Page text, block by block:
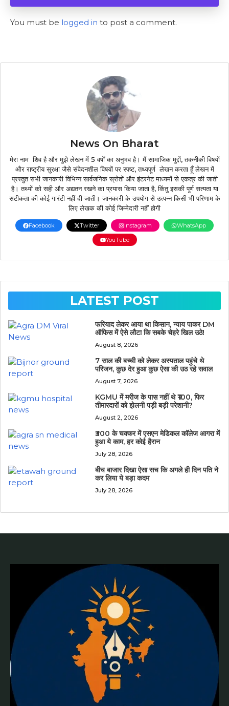
You must be logged in to post a comment.
News On Bharat
मेरा नाम शिव है और मुझे लेखन में 5 वर्षों का अनुभव है। मैं सामाजिक मुद्दों, तकनीकी विषयों
और राष्ट्रीय सुरक्षा जैसे संवेदनशील विषयों पर स्पष्ट, तथ्यपूर्ण लेखन करता हूँ लेखन में
प्रस्तुत सभी जानकारी विभिन्न सार्वजनिक स्रोतों और इंटरनेट माध्यमों से एकत्र की जाती
है। तथ्यों को सही और अद्यतन रखने का प्रयास किया जाता है, किंतु इसकी पूर्ण सत्यता या
सटीकता की कोई गारंटी नहीं दी जाती। जानकारी के उपयोग से उत्पन्न किसी भी परिणाम के
लिए लेखक की कोई जिम्मेदारी नहीं होगी
Facebook Twitter Instagram
WhatsApp
YouTube
LATEST POST
फरियाद लेकर आया था किसान, न्याय पाकर DM
ऑफिस में ऐसे लौटा कि सबके चेहरे खिल उठे!
August 8, 2026
7 साल की बच्ची को लेकर अस्पताल पहुंचे थे
परिजन, कुछ देर हुआ कुछ ऐसा की उठ रहे सवाल
August 7, 2026
KGMU में मरीज के पास नहीं थे ₹100, फिर
तीमारदारों को झेलनी पड़ी बड़ी परेशानी?
August 2, 2026
₹300 के चक्कर में एसएन मेडिकल कॉलेज आगरा में
हुआ ये काम, हर कोई हैरान
July 28, 2026
बीच बाजार दिखा ऐसा सच कि अगले ही दिन पति ने
कर लिया ये बड़ा कदम
July 28, 2026